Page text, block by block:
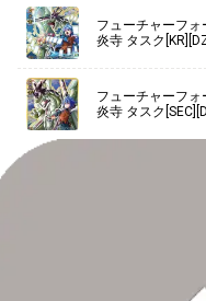
フューチャーフ
炎寺 タスク
フューチャーフ
炎寺 タスク